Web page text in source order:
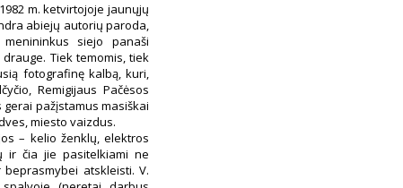
m. ketvirtojoje jaunųjų
abiejų autorių paroda,
siejo panaši
Tiek temomis, tiek
fotografinę kalbą, kuri,
Remigijaus Pačėsos
pažįstamus masiškai
miesto vaizdus.
– kelio ženklų, elektros
ir čia jie pasitelkiami ne
atskleisti. V.